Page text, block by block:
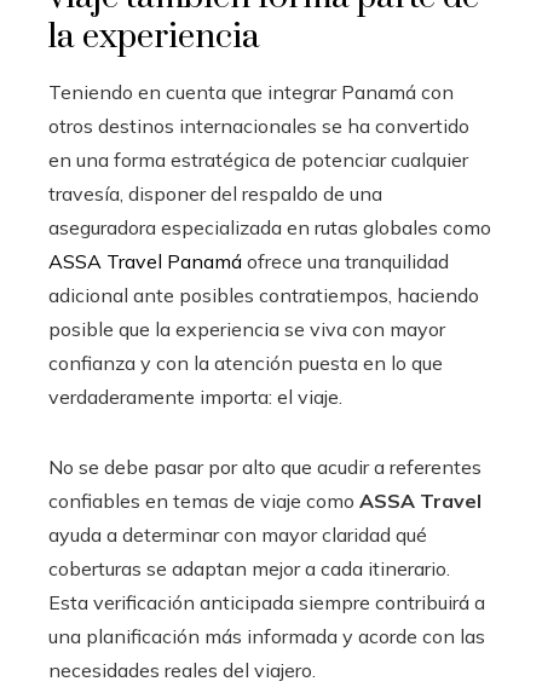
la experiencia
Teniendo en cuenta que integrar Panamá con
otros destinos internacionales se ha convertido
en una forma estratégica de potenciar cualquier
travesía, disponer del respaldo de una
aseguradora especializada en rutas globales como
ASSA Travel Panamá ofrece una tranquilidad
adicional ante posibles contratiempos, haciendo
posible que la experiencia se viva con mayor
confianza y con la atención puesta en lo que
verdaderamente importa: el viaje.
No se debe pasar por alto que acudir a referentes
confiables en temas de viaje como ASSA Travel
ayuda a determinar con mayor claridad qué
coberturas se adaptan mejor a cada itinerario.
Esta verificación anticipada siempre contribuirá a
una planificación más informada y acorde con las
necesidades reales del viajero.